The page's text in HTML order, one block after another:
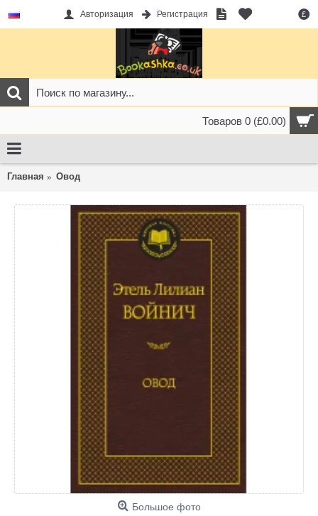
£
Авторизация Регистрация
Товаров 0 (£0.00)
Главная Овод
Большое фото